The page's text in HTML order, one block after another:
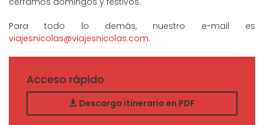
Para todo lo demás, nuestro e-mail es
viajesnicolas@viajesnicolas.com.
Acceso rápido
Descarga itinerario en PDF